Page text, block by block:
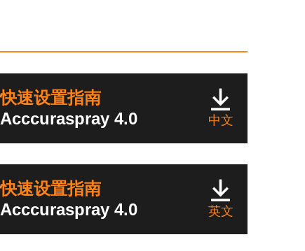
快速设置指南
Acccuraspray 4.0
中文
快速设置指南
Acccuraspray 4.0
英文